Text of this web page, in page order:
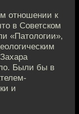
отношении к
в Советском
«Патологии»,
Были бы в
и